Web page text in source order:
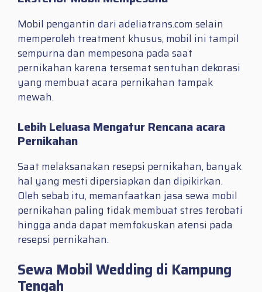
Mobil pengantin dari adeliatrans.com selain
memperoleh treatment khusus, mobil ini tampil
sempurna dan mempesona pada saat
pernikahan karena tersemat sentuhan dekorasi
yang membuat acara pernikahan tampak
mewah.
Lebih Leluasa Mengatur Rencana acara
Pernikahan
Saat melaksanakan resepsi pernikahan, banyak
hal yang mesti dipersiapkan dan dipikirkan.
Oleh sebab itu, memanfaatkan jasa sewa mobil
pernikahan paling tidak membuat stres terobati
hingga anda dapat memfokuskan atensi pada
resepsi pernikahan.
Sewa Mobil Wedding di Kampung
Tengah